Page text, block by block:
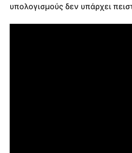
υπολογισμούς δεν υπάρχει